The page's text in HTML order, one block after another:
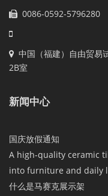
0086-0592-5796280
中国（福建）自由贸易
2B室
新闻中心
国庆放假通知
A high-quality ceramic
into furniture and daily
什么是马赛克展示架